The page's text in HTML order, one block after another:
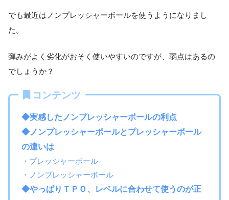
でも最近はノンプレッシャーボールを使うようになりまし
た。
弾みがよく劣化がおそく使いやすいのですが、弱点はあるの
でしょうか？
コンテンツ
◆実感したノンプレッシャーボールの利点
◆ノンプレッシャーボールとプレッシャーボール
の違いは
・プレッシャーボール
・ノンプレッシャーボール
◆やっぱりＴＰＯ、レベルに合わせて使うのが正